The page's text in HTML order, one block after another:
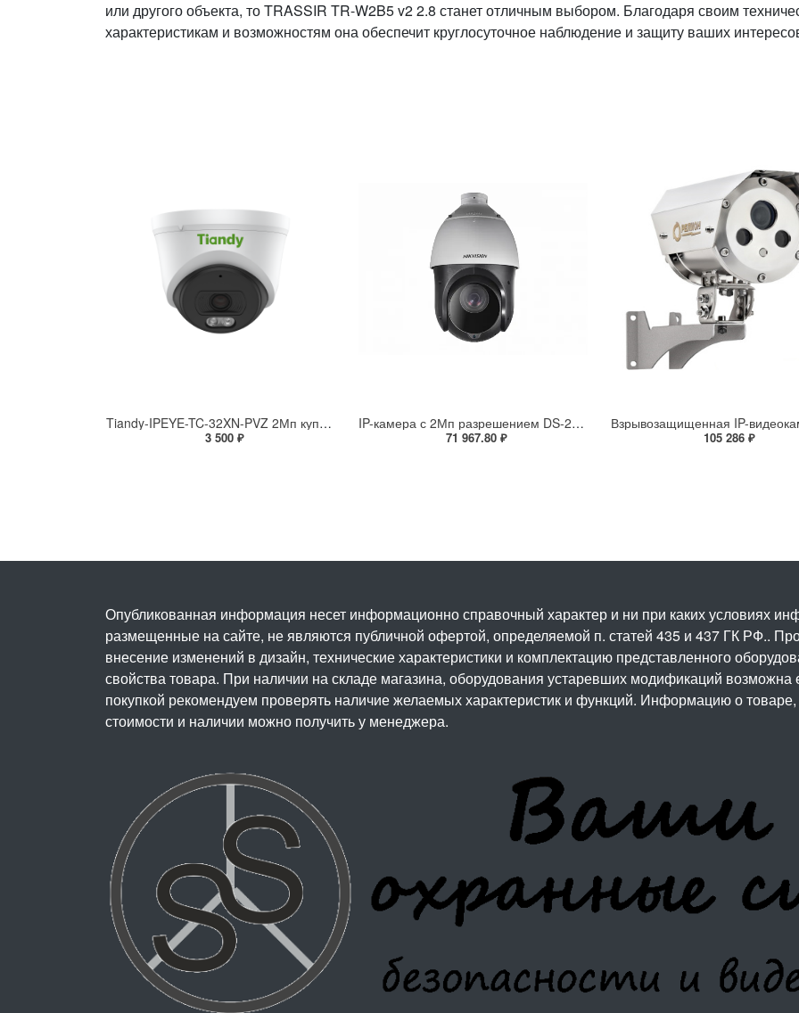
или другого объекта, то TRASSIR TR-W2B5 v2 2.8 станет отличным выбором. Благодаря своим
характеристикам и возможностям она обеспечит круглосуточное наблюдение и защиту ваших
Tiandy-IPEYE-TC-32XN-PVZ 2Мп купольная «турель» IP камера с фиксированным объективом, серия SPARK со встроенным агентом IPEYE для ПВЗ
3 500 ₽
IP-камера с 2Мп разрешением DS-2DE4225IW-DE(S5)
71 967.80 ₽ 105 286 ₽
Опубликованная информация несет информационно справочный характер и ни при каких условиях
размещенные на сайте, не являются публичной офертой, определяемой п. статей 435 и 437 ГК РФ..
внесение изменений в дизайн, технические характеристики и комплектацию представленного
свойства товара. При наличии на складе магазина, оборудования устаревших модификаций
покупкой рекомендуем проверять наличие желаемых характеристик и функций. Информацию о товаре,
стоимости и наличии можно получить у менеджера.